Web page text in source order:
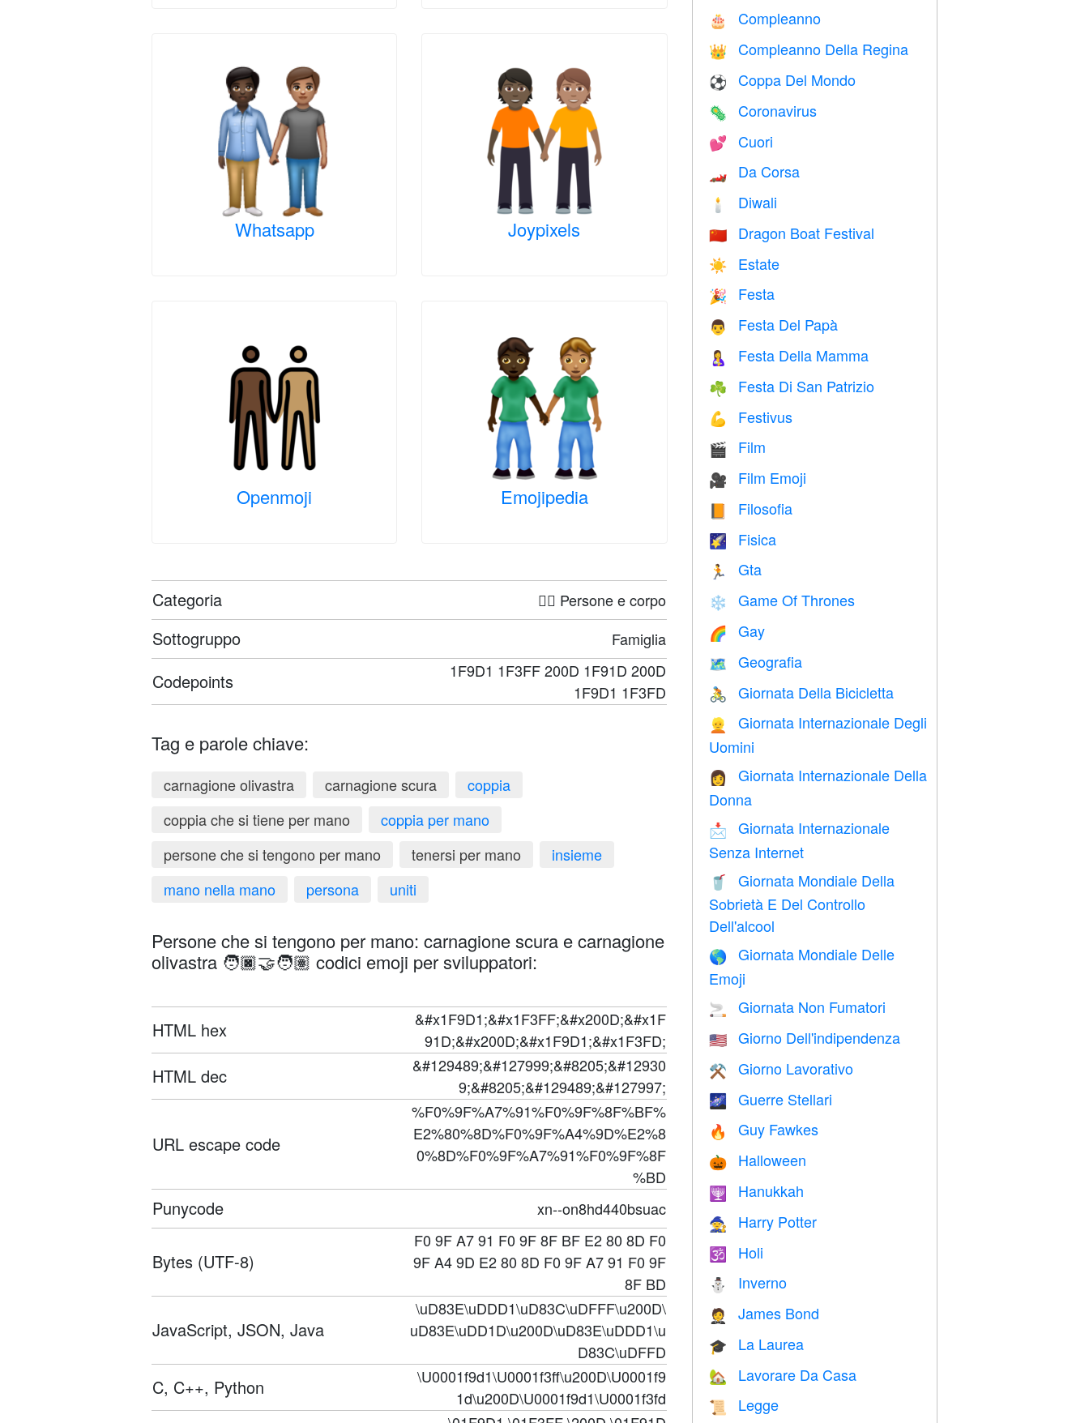
Whatsapp Joypixels
Openmoji Emojipedia
Categoria 🤦‍♀️ Persone e corpo
Sottogruppo Famiglia
Codepoints
1F9D1 1F3FF 200D 1F91D 200D
1F9D1 1F3FD
Tag e parole chiave:
carnagione olivastra carnagione scura
coppia
coppia che si tiene per mano
coppia per mano
persone che si tengono per mano
tenersi per mano
insieme
mano nella mano
persona uniti
Persone che si tengono per mano: carnagione scura e carnagione
olivastra 🧑🏿‍🤝‍🧑🏽 codici emoji per sviluppatori:
HTML hex
&#x1F9D1;&#x1F3FF;&#x200D;&#x1F
91D;&#x200D;&#x1F9D1;&#x1F3FD;
HTML dec
&#129489;&#127999;&#8205;&#12930
9;&#8205;&#129489;&#127997;
URL escape code
%F0%9F%A7%91%F0%9F%8F%BF%
E2%80%8D%F0%9F%A4%9D%E2%8
0%8D%F0%9F%A7%91%F0%9F%8F
%BD
Punycode xn--on8hd440bsuac
Bytes (UTF-8)
F0 9F A7 91 F0 9F 8F BF E2 80 8D F0
9F A4 9D E2 80 8D F0 9F A7 91 F0 9F
8F BD
JavaScript, JSON, Java
\uD83E\uDDD1\uD83C\uDFFF\u200D\
uD83E\uDD1D\u200D\uD83E\uDDD1\u
D83C\uDFFD
C, C++, Python
\U0001f9d1\U0001f3ff\u200D\U0001f9
1d\u200D\U0001f9d1\U0001f3fd
🎂 Compleanno
👑 Compleanno Della Regina
⚽ Coppa Del Mondo
🦠 Coronavirus
💕 Cuori
🏎 Da Corsa
🕯 Diwali
🇨🇳 Dragon Boat Festival
☀️ Estate
🎉 Festa
👨 Festa Del Papà
🤱 Festa Della Mamma
☘️ Festa Di San Patrizio
💪 Festivus
🎬 Film
🎥 Film Emoji
📙 Filosofia
🌠 Fisica
🏃 Gta
❄️ Game Of Thrones
🌈 Gay
🗺 Geografia
🚴 Giornata Della Bicicletta
👱
Giornata Internazionale Degli
Uomini
👩
Giornata Internazionale Della
Donna
📩
Giornata Internazionale
Senza Internet
🥤
Giornata Mondiale Della
Sobrietà E Del Controllo
Dell'alcool
🌎
Giornata Mondiale Delle
Emoji
🚬 Giornata Non Fumatori
🇺🇸 Giorno Dell'indipendenza
⚒️ Giorno Lavorativo
🌌 Guerre Stellari
🔥 Guy Fawkes
🎃 Halloween
🕎 Hanukkah
🧙 Harry Potter
🕉 Holi
⛄ Inverno
🤵 James Bond
🎓 La Laurea
🏡 Lavorare Da Casa
📜 Legge